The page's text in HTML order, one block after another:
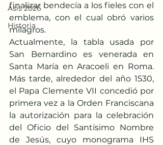
Asís 2026
Historia
finalizar bendecía a los fieles con el
emblema, con el cual obró varios
milagros.
Actualmente, la tabla usada por
San Bernardino es venerada en
Santa María en Aracoeli en Roma.
Más tarde, alrededor del año 1530,
el Papa Clemente VII concedió por
primera vez a la Orden Franciscana
la autorización para la celebración
del Oficio del Santísimo Nombre
de Jesús, cuyo monograma IHS